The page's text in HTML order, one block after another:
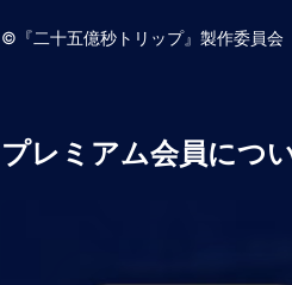
©『二十五億秒トリップ』製作委員会
プレミアム会員につ